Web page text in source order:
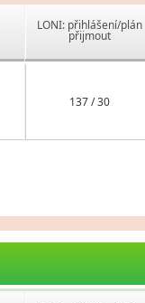
LONI: přihlášení/plán
přijmout
137 / 30